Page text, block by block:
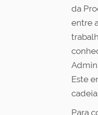
da
entre
Este
Para